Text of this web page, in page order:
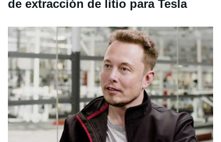
de extracción de litio para Tesla